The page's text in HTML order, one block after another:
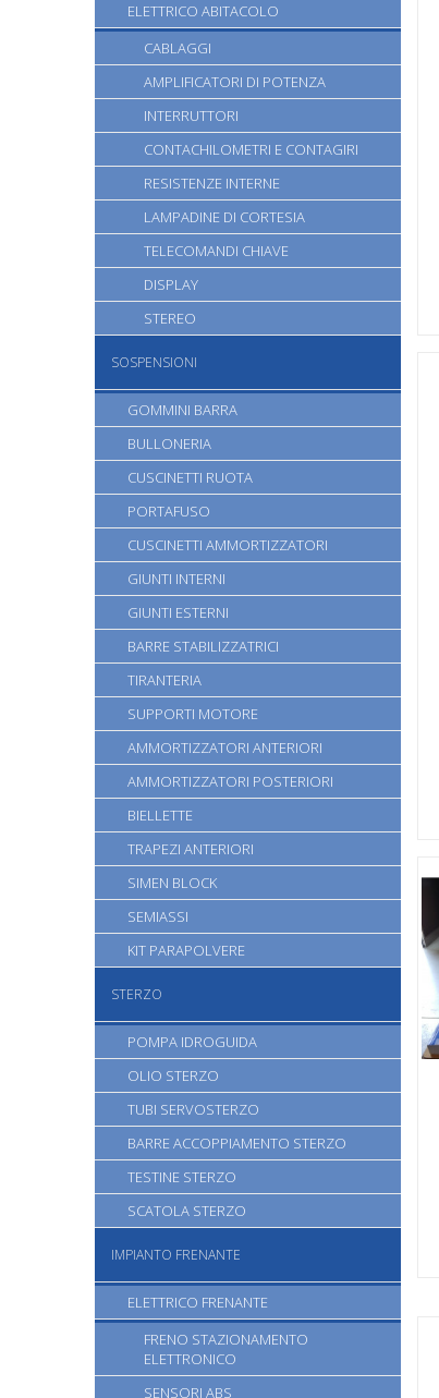
ELETTRICO ABITACOLO
CABLAGGI
AMPLIFICATORI DI POTENZA
INTERRUTTORI
CONTACHILOMETRI E CONTAGIRI
RESISTENZE INTERNE
LAMPADINE DI CORTESIA
TELECOMANDI CHIAVE
DISPLAY
STEREO
SOSPENSIONI
GOMMINI BARRA
BULLONERIA
CUSCINETTI RUOTA
PORTAFUSO
CUSCINETTI AMMORTIZZATORI
GIUNTI INTERNI
GIUNTI ESTERNI
BARRE STABILIZZATRICI
TIRANTERIA
SUPPORTI MOTORE
AMMORTIZZATORI ANTERIORI
AMMORTIZZATORI POSTERIORI
BIELLETTE
TRAPEZI ANTERIORI
SIMEN BLOCK
SEMIASSI
KIT PARAPOLVERE
STERZO
POMPA IDROGUIDA
OLIO STERZO
TUBI SERVOSTERZO
BARRE ACCOPPIAMENTO STERZO
TESTINE STERZO
SCATOLA STERZO
IMPIANTO FRENANTE
ELETTRICO FRENANTE
FRENO STAZIONAMENTO
ELETTRONICO
SENSORI ABS
Vista rapida Vista rapida